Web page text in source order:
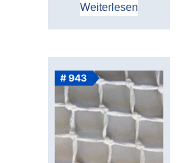
Weiterlesen
# 943